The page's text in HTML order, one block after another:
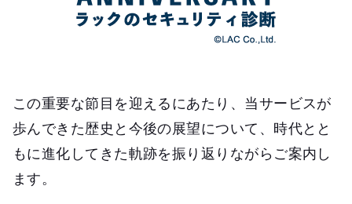
この重要な節目を迎えるにあたり、当サービスが
歩んできた歴史と今後の展望について、時代とと
もに進化してきた軌跡を振り返りながらご案内し
ます。